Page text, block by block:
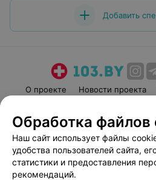
солнце ярче светит для Вас,а
Добавить
О проекте Новости проекта
Пользовательское
Вакансии
Написать
Обработка файлов
Наш сайт использует файлы
удобства пользователей сайта,
статистики и предоставления
рекомендаций.